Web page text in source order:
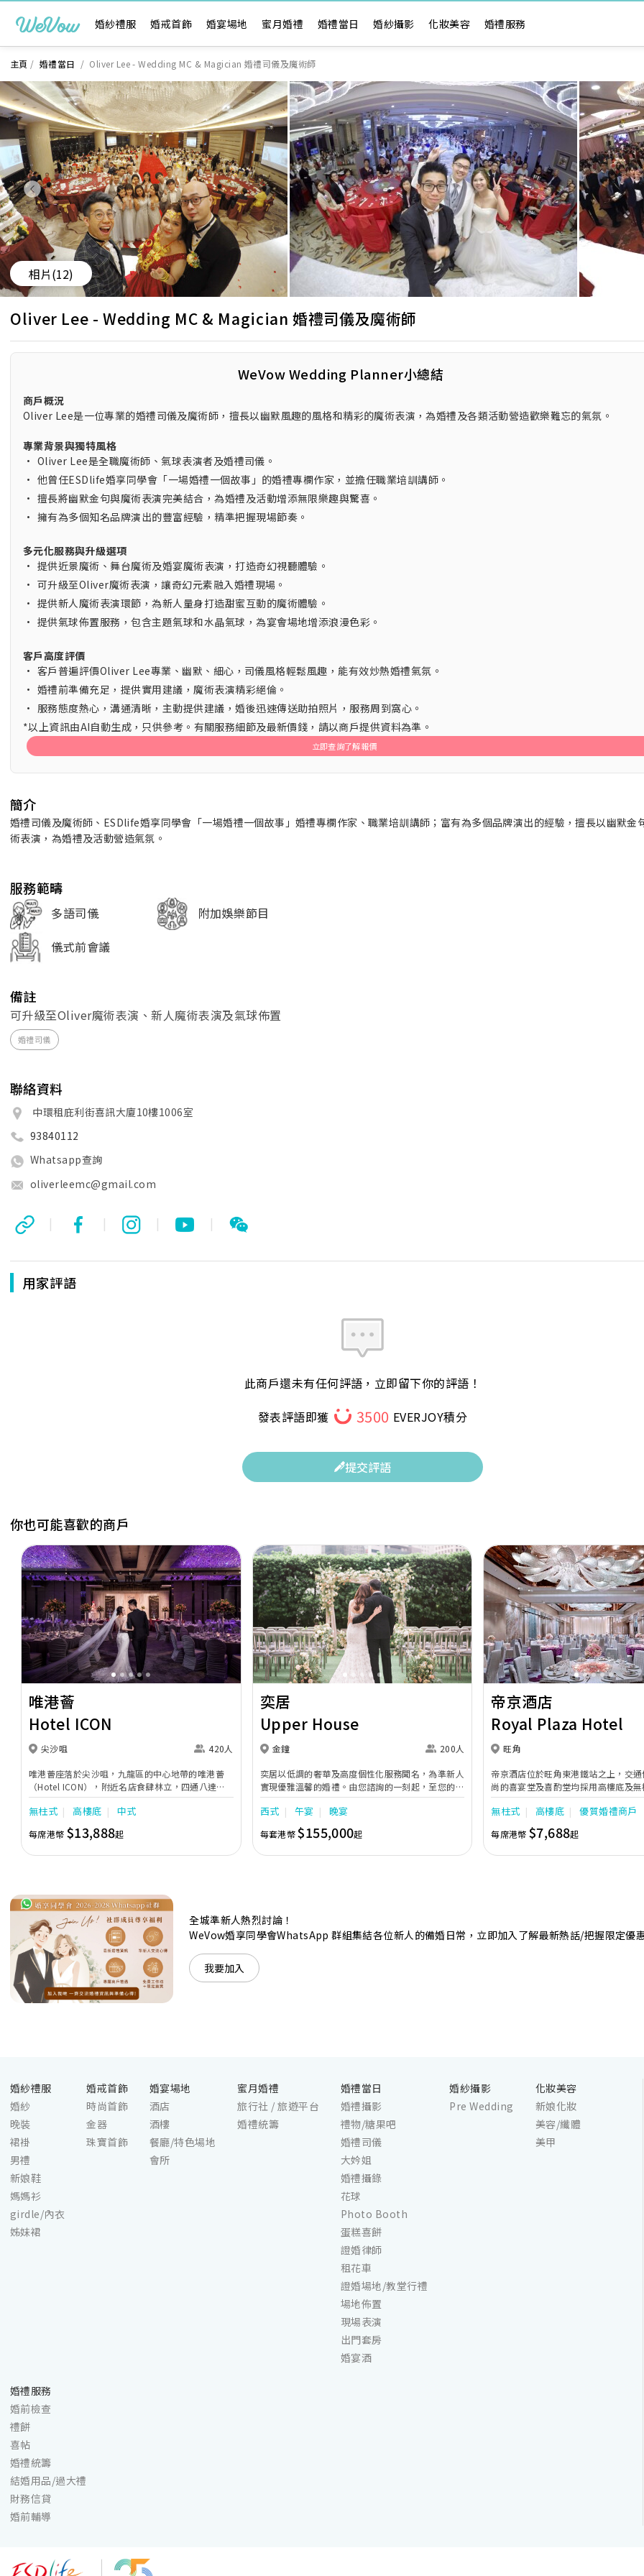
婚紗禮服 婚戒首飾 婚宴場地 蜜月婚禮 婚禮當日 婚紗攝影 化妝美容 婚禮服務
主頁 / 婚禮當日 / Oliver Lee - Wedding MC & Magician 婚禮司儀及魔術師
相片(12)
Oliver Lee - Wedding MC & Magician 婚禮司儀及魔術師
WeVow Wedding Planner小總結
商戶概況
Oliver Lee是一位專業的婚禮司儀及魔術師，擅長以幽默風趣的風格和精彩的魔術表演，為婚禮及各類活動營造歡樂難忘的氣氛。
專業背景與獨特風格
• Oliver Lee是全職魔術師、氣球表演者及婚禮司儀。
• 他曾任ESDlife婚享同學會「一場婚禮一個故事」的婚禮專欄作家，並擔任職業培訓講師。
• 擅長將幽默金句與魔術表演完美結合，為婚禮及活動增添無限樂趣與驚喜。
• 擁有為多個知名品牌演出的豐富經驗，精準把握現場節奏。
多元化服務與升級選項
• 提供近景魔術、舞台魔術及婚宴魔術表演，打造奇幻視聽體驗。
• 可升級至Oliver魔術表演，讓奇幻元素融入婚禮現場。
• 提供新人魔術表演環節，為新人量身打造甜蜜互動的魔術體驗。
• 提供氣球佈置服務，包含主題氣球和水晶氣球，為宴會場地增添浪漫色彩。
客戶高度評價
• 客戶普遍評價Oliver Lee專業、幽默、細心，司儀風格輕鬆風趣，能有效炒熱婚禮氣氛。
• 婚禮前準備充足，提供實用建議，魔術表演精彩絕倫。
• 服務態度熱心，溝通清晰，主動提供建議，婚後迅速傳送助拍照片，服務周到窩心。
*以上資訊由AI自動生成，只供參考。有關服務細節及最新價錢，請以商戶提供資料為準。
立即查詢了解報價
簡介
婚禮司儀及魔術師、ESDlife婚享同學會「一場婚禮一個故事」婚禮專欄作家、職業培訓講師；富有為多個品牌演出的經驗，擅長以幽默金
術表演，為婚禮及活動營造氣氛。
服務範疇
多語司儀
附加娛樂節目
儀式前會議
備註
可升級至Oliver魔術表演、新人魔術表演及氣球佈置
婚禮司儀
聯絡資料
中環租庇利街喜訊大廈10樓1006室
93840112
Whatsapp查詢
oliverleemc@gmail.com
| | | |
用家評語
此商戶還未有任何評語，立即留下你的評語！
發表評語即獲
3500 EVERJOY積分
提交評語
你也可能喜歡的商戶
Previous Next
唯港薈
Hotel ICON
尖沙咀 420人
唯港薈座落於尖沙咀，九龍區的中心地帶的唯港薈
（Hotel ICON），附近名店食肆林立，四通八達，
充分展現繁華鬧巿中的活力個性，成為一眾準新人舉
辦婚宴的熱門之選。專業團隊由策劃統籌至所有婚宴
每個細節，唯港薈都力臻完美，保證讓您留下獨特的
醉人回憶。 擁有時尚高樓頂的Silverbox宴會廳，配
置了全套先進的視聽影音及燈光設備配套，並採用極
力氛圍的自助餐﹔唯港薈（Hotel ICON），多個風
格各異的婚宴場地，都完美切合各準新人的個性及預
算﹔保證為您打造夢寐以求的特別日子，令賓客永誌
難忘！
無柱式 高樓底 中式
每席港幣 $13,888起
Previous Next
奕居
Upper House
金鐘 200人
奕居以低調的奢華及高度個性化服務聞名，為準新人
實現優雅溫馨的婚禮。由您諮詢的一刻起，至您的大
日子，我們的專業團隊會為您攜手實現夢想婚禮。
西式 午宴 晚宴
每套港幣$155,000起
Previous
帝京酒店
Royal Plaza Hotel
旺角
帝京酒店位於旺角東港鐵站之上，交
尚的喜宴堂及喜酌堂均採用高樓底及
境寬敞，且備有LED幕牆、燈光及影音
最多可筵開40席，更配有水晶吊燈，
婚禮。另外，空中花園深心薈是毛孩
飽覽獅子山景致，適合舉行戶外婚禮
店專業的宴會團隊提供貼心服務，讓
無柱式 高樓底 優質婚禮商戶
每席港幣$7,688起
全城準新人熱烈討論！
WeVow婚享同學會WhatsApp 群組集結各位新人的備婚日常，立即加入了解最新熱話/把握限定優
我要加入
婚紗禮服
婚紗
晚裝
裙褂
男禮
新娘鞋
媽媽衫
girdle/內衣
姊妹裙
婚戒首飾
時尚首飾
金器
珠寶首飾
婚宴場地
酒店
酒樓
餐廳/特色場地
會所
蜜月婚禮
旅行社 / 旅遊平台
婚禮統籌
婚禮當日
婚禮攝影
禮物/糖果吧
婚禮司儀
大妗姐
婚禮攝錄
花球
Photo Booth
蛋糕喜餅
證婚律師
租花車
證婚場地/教堂行禮
場地佈置
現場表演
出門套房
婚宴酒
婚紗攝影
Pre Wedding
化妝美容
新娘化妝
美容/纖體
美甲
婚禮服務
婚前檢查
禮餅
喜帖
婚禮統籌
結婚用品/過大禮
財務信貸
婚前輔導